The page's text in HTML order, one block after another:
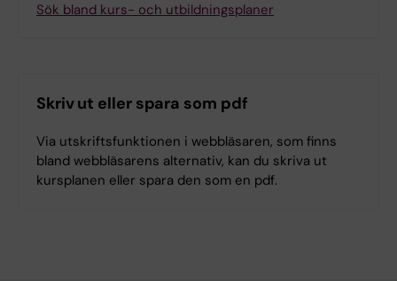
Sök bland kurs- och utbildningsplaner
Skriv ut eller spara som pdf
Via utskriftsfunktionen i webbläsaren, som finns
bland webbläsarens alternativ, kan du skriva ut
kursplanen eller spara den som en pdf.